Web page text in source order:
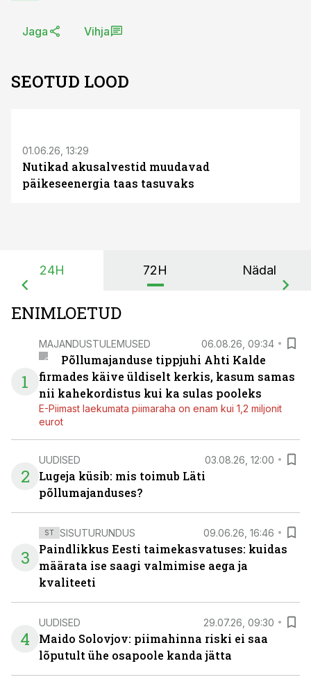
Jaga Vihja
SEOTUD LOOD
01.06.26, 13:29
Nutikad akusalvestid muudavad
päikeseenergia taas tasuvaks
24H 72H Nädal
ENIMLOETUD
1
MAJANDUSTULEMUSED 06.08.26, 09:34
Põllumajanduse tippjuhi Ahti Kalde
firmades käive üldiselt kerkis, kasum samas
nii kahekordistus kui ka sulas pooleks
E-Piimast laekumata piimaraha on enam kui 1,2 miljonit
eurot
2
UUDISED 03.08.26, 12:00
Lugeja küsib: mis toimub Läti
põllumajanduses?
3
ST SISUTURUNDUS 09.06.26, 16:46
Paindlikkus Eesti taimekasvatuses: kuidas
määrata ise saagi valmimise aega ja
kvaliteeti
4
UUDISED 29.07.26, 09:30
Maido Solovjov: piimahinna riski ei saa
lõputult ühe osapoole kanda jätta